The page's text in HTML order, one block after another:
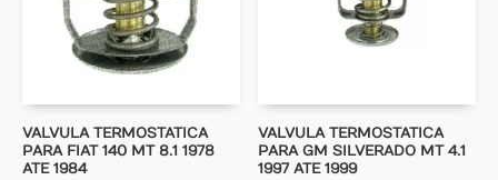
VALVULA TERMOSTATICA
PARA FIAT 140 MT 8.1 1978
ATE 1984
VALVULA TERMOSTATICA
PARA GM SILVERADO MT 4.1
1997 ATE 1999